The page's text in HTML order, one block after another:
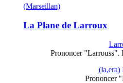
(Marseillan)
La Plane de Larroux
Prononcer "Larrouss".
(la,era)
Prononcer